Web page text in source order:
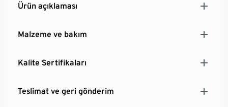
Ürün açıklaması
Malzeme ve bakım
Kalite Sertifikaları
Teslimat ve geri gönderim